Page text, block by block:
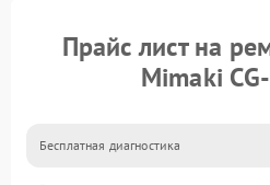
Прайс лист на
Mimaki
Бесплатная диагностика